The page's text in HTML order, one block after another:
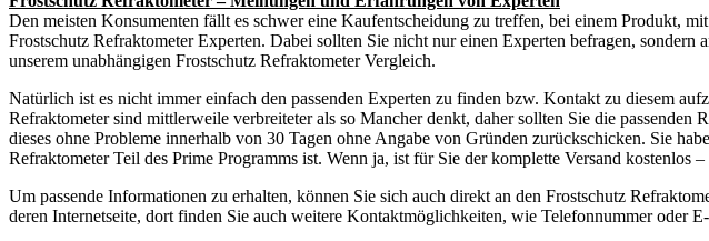
Den meisten Konsumenten fällt es schwer eine Kaufentscheidung zu treffen, bei einem Produkt,
Frostschutz Refraktometer Experten. Dabei sollten Sie nicht nur einen Experten befragen,
unserem unabhängigen Frostschutz Refraktometer Vergleich.
Natürlich ist es nicht immer einfach den passenden Experten zu finden bzw. Kontakt zu diesem
Refraktometer sind mittlerweile verbreiteter als so Mancher denkt, daher sollten Sie die
dieses ohne Probleme innerhalb von 30 Tagen ohne Angabe von Gründen zurückschicken. Sie
Refraktometer Teil des Prime Programms ist. Wenn ja, ist für Sie der komplette Versand kostenlos
Um passende Informationen zu erhalten, können Sie sich auch direkt an den Frostschutz
deren Internetseite, dort finden Sie auch weitere Kontaktmöglichkeiten, wie Telefonnummer oder